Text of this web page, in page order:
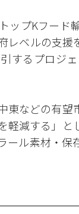
ップKフード
レベルの支
するプロジ
東などの有
軽減する」
ール素材・